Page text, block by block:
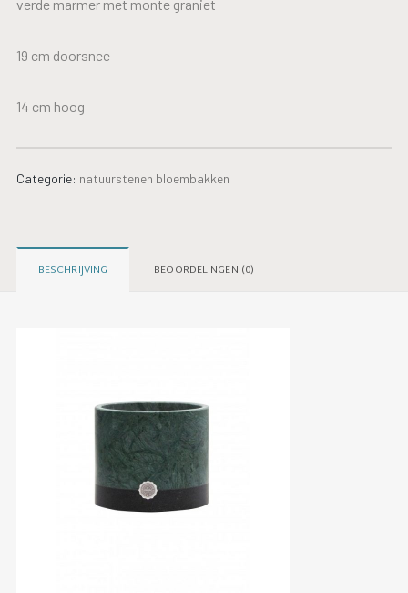
verde marmer met monte graniet
19 cm doorsnee
14 cm hoog
Categorie: natuurstenen bloembakken
BESCHRIJVING BEOORDELINGEN (0)